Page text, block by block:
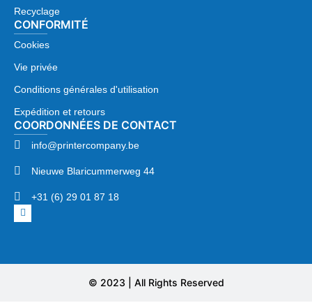
Recyclage
CONFORMITÉ
Cookies
Vie privée
Conditions générales d'utilisation
Expédition et retours
COORDONNÉES DE CONTACT
info@printercompany.be
Nieuwe Blaricummerweg 44
+31 (6) 29 01 87 18
© 2023 | All Rights Reserved